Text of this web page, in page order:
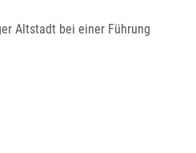
Altstadt bei einer Führung